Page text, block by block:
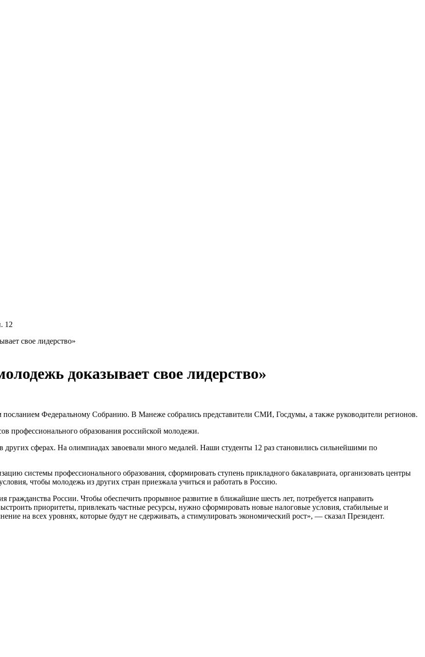
12
свое лидерство»
доказывает свое лидерство»
Федеральному Собранию. В Манеже собрались представители СМИ, Госдумы, а также руководители регионов.
профессионального образования российской молодежи.
других сферах. На олимпиадах завоевали много медалей. Наши студенты 12 раз становились сильнейшими по
системы профессионального образования, сформировать ступень прикладного бакалавриата, организовать центры
чтобы молодежь из других стран приезжала учиться и работать в Россию.
России. Чтобы обеспечить прорывное развитие в ближайшие шесть лет, потребуется направить
приоритеты, привлекать частные ресурсы, нужно сформировать новые налоговые условия, стабильные и
на всех уровнях, которые будут не сдерживать, а стимулировать экономический рост», — сказал Президент.